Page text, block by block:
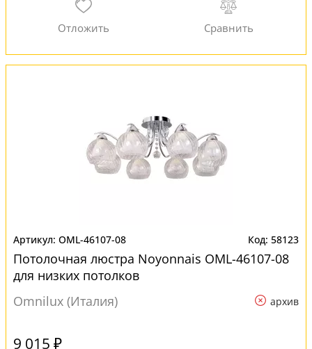
OML-46107-08 58123
Потолочная люстра Noyonnais OML-46107-08
для низких потолков
Omnilux (Италия)
архив
9 015 ₽